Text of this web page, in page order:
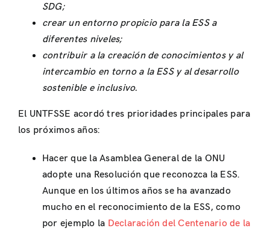
SDG;
crear un entorno propicio para la ESS a
diferentes niveles;
contribuir a la creación de conocimientos y al
intercambio en torno a la ESS y al desarrollo
sostenible e inclusivo.
El UNTFSSE acordó tres prioridades principales para
los próximos años:
Hacer que la Asamblea General de la ONU
adopte una Resolución que reconozca la ESS.
Aunque en los últimos años se ha avanzado
mucho en el reconocimiento de la ESS, como
por ejemplo la Declaración del Centenario de la